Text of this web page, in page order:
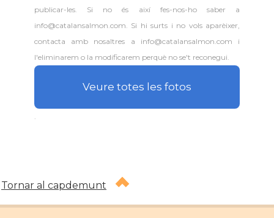
publicar-les. Si no és així fes-nos-ho saber a
info@catalansalmon.com. Si hi surts i no vols aparèixer,
contacta amb nosaltres a info@catalansalmon.com i
l'eliminarem o la modificarem perquè no se't reconegui.
Veure totes les fotos
Tornar al capdemunt